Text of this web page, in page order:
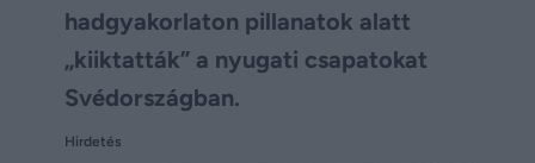
hadgyakorlaton pillanatok alatt
„kiiktatták” a nyugati csapatokat
Svédországban.
Hirdetés